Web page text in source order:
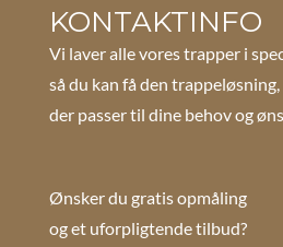
KONTAKTINFO
Vi laver alle vores trapper i
så du kan få den trappeløsning,
der passer til dine behov og
Ønsker du gratis opmåling
og et uforpligtende tilbud?